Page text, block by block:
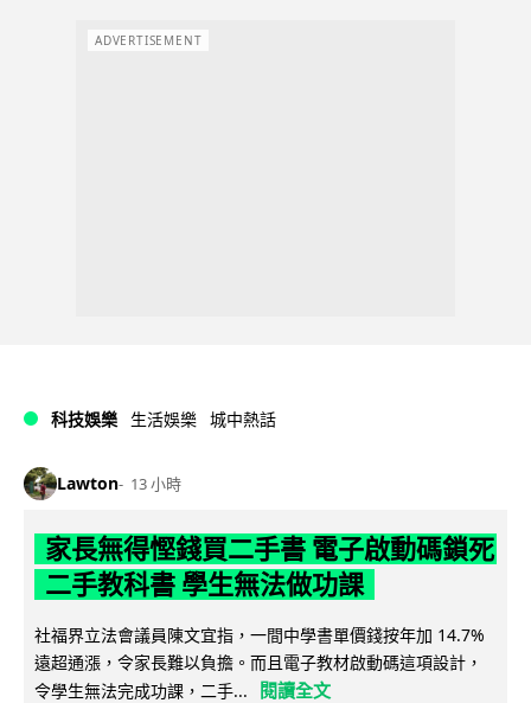
ADVERTISEMENT
科技娛樂 生活娛樂 城中熱話
Lawton 13 小時
家長無得慳錢買二手書 電子啟動碼鎖死
二手教科書 學生無法做功課
社福界立法會議員陳文宜指，一間中學書單價錢按年加 14.7%
遠超通漲，令家長難以負擔。而且電子教材啟動碼這項設計，
令學生無法完成功課，二手...
閱讀全文